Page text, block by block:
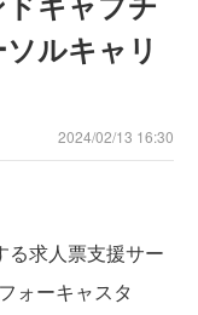
ルキャリ
2024/02/13 16:30
求人票支援サー
ォーキャスタ